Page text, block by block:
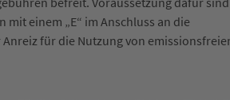
mit einem „E“ im Anschluss an die
für die Nutzung von